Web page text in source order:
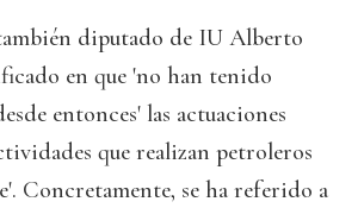
diputado de IU Alberto
en que 'no han tenido
entonces' las actuaciones
que realizan petroleros
Concretamente, se ha referido a